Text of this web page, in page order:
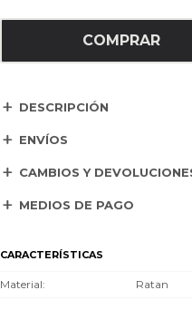
COMPRAR
DESCRIPCIÓN
ENVÍOS
CAMBIOS Y
MEDIOS DE PAGO
CARACTERÍSTICAS
Material Ratan